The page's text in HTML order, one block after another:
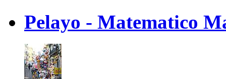
Pelayo - Matematico